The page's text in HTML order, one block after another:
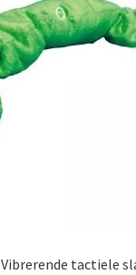
Vibrerende tactiele